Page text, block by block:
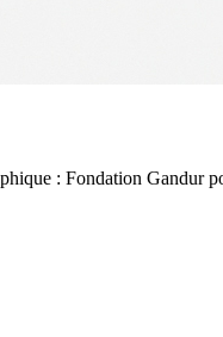
: Fondation Gandur